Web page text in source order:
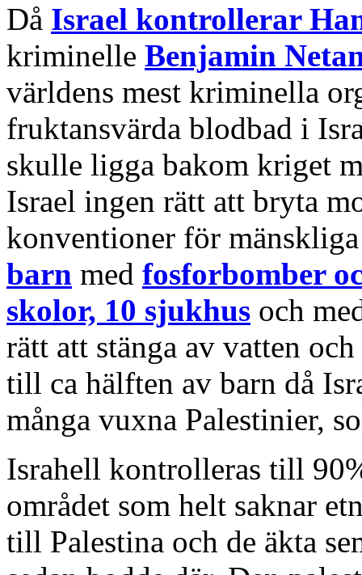
Då Israel kontrollerar
kriminelle Benjamin
världens mest kriminella
fruktansvärda blodbad i
skulle ligga bakom kriget
Israel ingen rätt att bryta
konventioner för
barn med fosforbomber
skolor, 10 sjukhus och
rätt att stänga av vatten
till ca hälften av barn då
många vuxna Palestinier,
Israhell kontrolleras till
området som helt saknar
till Palestina och de äkta